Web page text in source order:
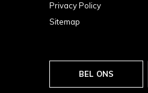
Privacy Policy
Sitemap
BEL ONS